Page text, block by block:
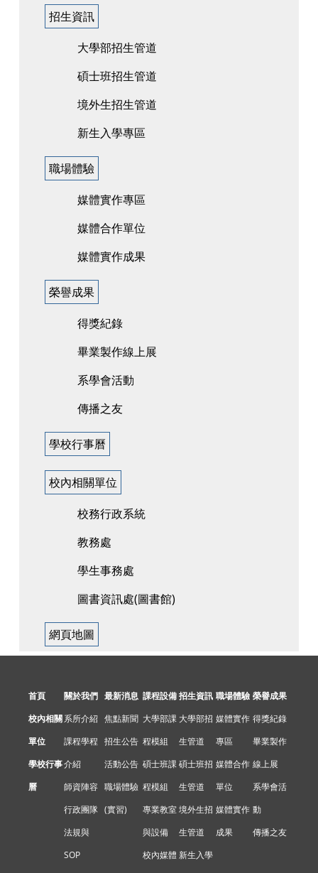
招生資訊
大學部招生管道
碩士班招生管道
境外生招生管道
新生入學專區
職場體驗
媒體實作專區
媒體合作單位
媒體實作成果
榮譽成果
得獎紀錄
畢業製作線上展
系學會活動
傳播之友
學校行事曆
校內相關單位
校務行政系統
教務處
學生事務處
圖書資訊處(圖書館)
網頁地圖
首頁
校內相關
單位
學校行事
曆
關於我們
系所介紹
課程學程
介紹
師資陣容
行政團隊
法規與
SOP
最新消息
焦點新聞
招生公告
活動公告
職場體驗
(實習)
課程設備
大學部課
程模組
碩士班課
程模組
專業教室
與設備
校內媒體
招生資訊
大學部招
生管道
碩士班招
生管道
境外生招
生管道
新生入學
職場體驗
媒體實作
專區
媒體合作
單位
媒體實作
成果
榮譽成果
得獎紀錄
畢業製作
線上展
系學會活
動
傳播之友